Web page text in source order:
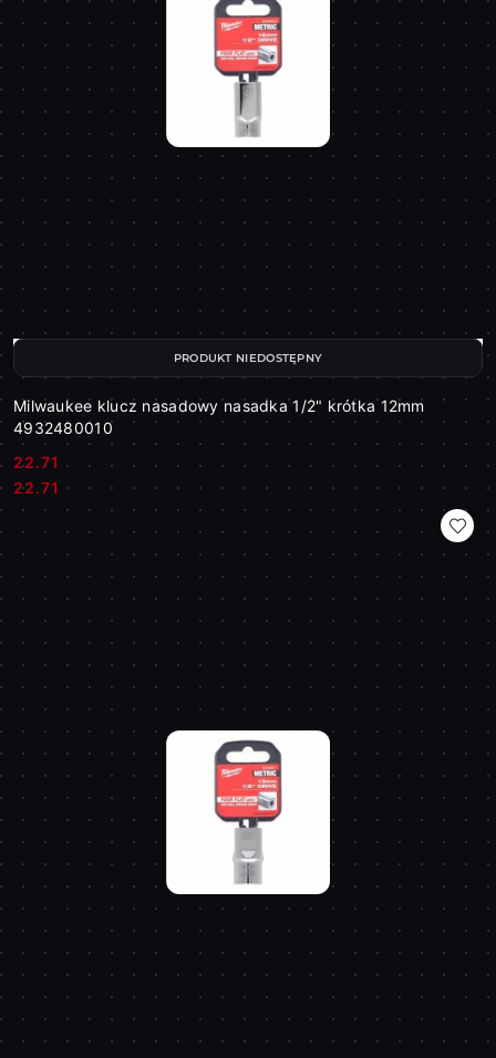
Milwaukee klucz nasadowy nasadka 1/2" krótka 12mm
4932480010
Cena:
22.71
Cena:
22.71
PRODUKT NIEDOSTĘPNY